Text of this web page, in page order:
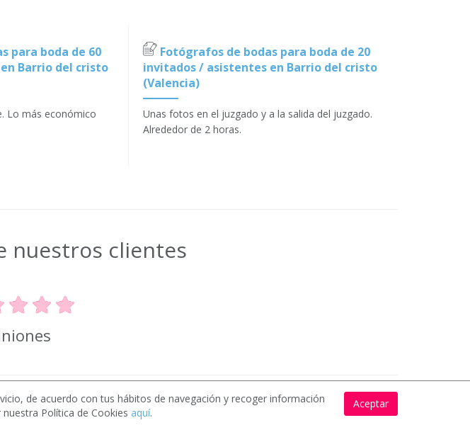
para boda de 60
Barrio del cristo
Lo más económico
Fotógrafos de bodas para boda de 20
invitados / asistentes en Barrio del cristo
(Valencia)
Unas fotos en el juzgado y a la salida del juzgado.
Alrededor de 2 horas.
nuestros clientes
gratis Aceptar
de acuerdo con tus hábitos de navegación y recoger información
Política de Cookies aquí.